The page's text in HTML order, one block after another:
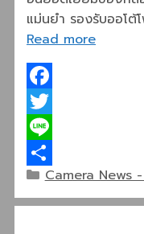
แม่นยำ รองรับออโ
Read more
Facebook
Twitter
Line
ShareCategories
Camera News